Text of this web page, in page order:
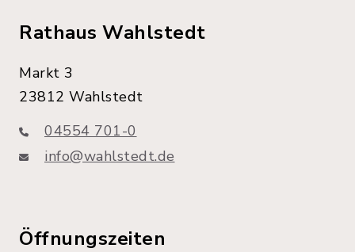
Rathaus Wahlstedt
Markt 3
23812 Wahlstedt
04554 701-0
info@wahlstedt.de
Öffnungszeiten